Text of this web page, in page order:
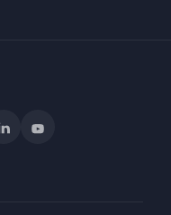
LinkedInYouTube